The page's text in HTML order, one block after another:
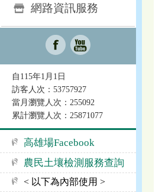
網路資訊服務
自115年1月1日
訪客人次：53757927
當月瀏覽人次：255092
累計瀏覽人次：25871077
高雄場Facebook
農民土壤檢測服務查詢
< 以下為內部使用 >